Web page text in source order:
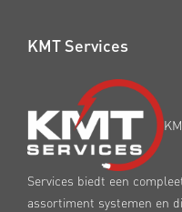
KMT Services
KMT
Services biedt een
assortiment systemen en